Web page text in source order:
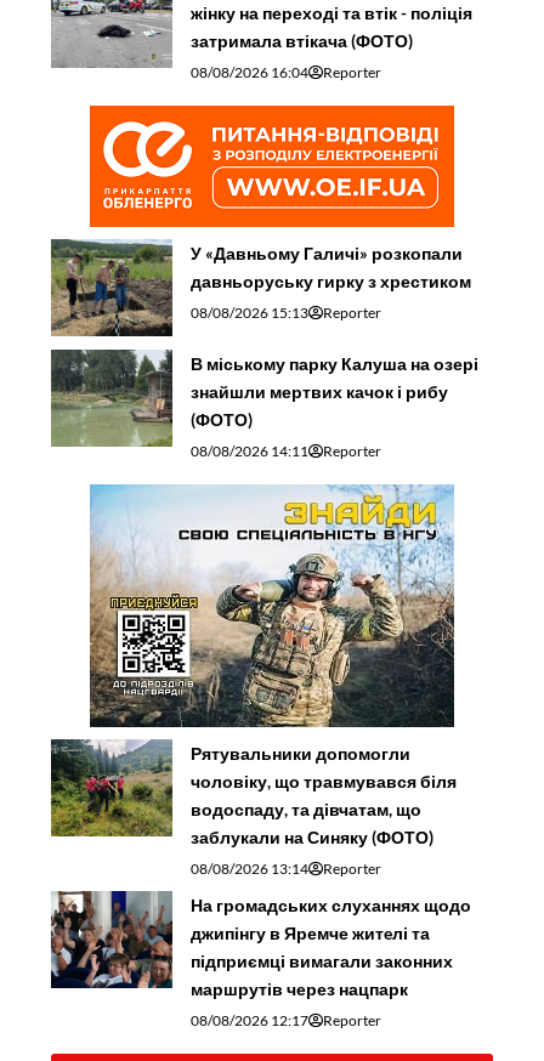
жінку на переході та втік - поліція
затримала втікача (ФОТО)
08/08/2026 16:04 Reporter
У «Давньому Галичі» розкопали
давньоруську гирку з хрестиком
08/08/2026 15:13 Reporter
В міському парку Калуша на озері
знайшли мертвих качок і рибу
(ФОТО)
08/08/2026 14:11 Reporter
Рятувальники допомогли
чоловіку, що травмувався біля
водоспаду, та дівчатам, що
заблукали на Синяку (ФОТО)
08/08/2026 13:14 Reporter
На громадських слуханнях щодо
джипінгу в Яремче житeлі та
підприємці вимагали законних
маршрутів через нацпарк
08/08/2026 12:17 Reporter